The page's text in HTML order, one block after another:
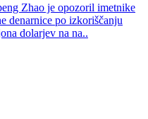
Zhao je opozoril imetnike
denarnice po izkoriščanju
dolarjev na na..